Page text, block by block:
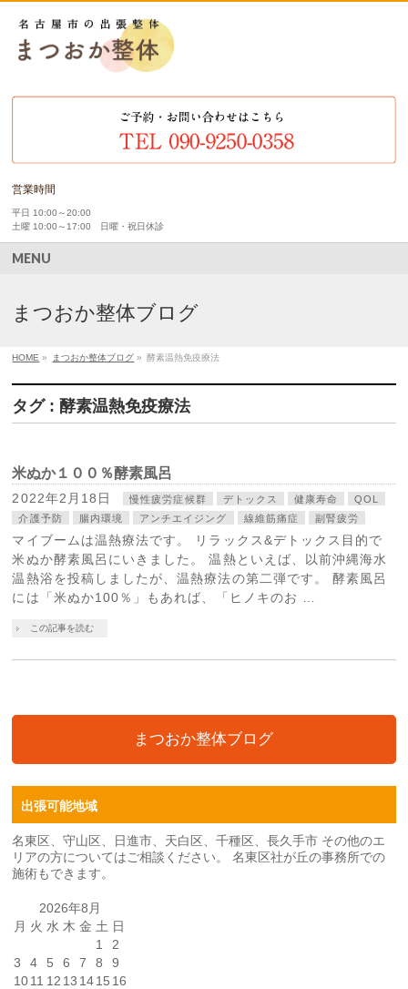
営業時間
平日 10:00～20:00
土曜 10:00～17:00 日曜・祝日休診
MENU
まつおか整体ブログ
HOME » まつおか整体ブログ » 酵素温熱免疫療法
タグ : 酵素温熱免疫療法
米ぬか１００％酵素風呂
2022年2月18日 慢性疲労症候群 デトックス 健康寿命
QOL
介護予防
腸内環境 アンチエイジング 線維筋痛症 副腎疲労
マイブームは温熱療法です。 リラックス&デトックス目的で
米ぬか酵素風呂にいきました。 温熱といえば、以前沖縄海水
温熱浴を投稿しましたが、温熱療法の第二弾です。 酵素風呂
には「米ぬか100％」もあれば、「ヒノキのお …
この記事を読む
まつおか整体ブログ
出張可能地域
名東区、守山区、日進市、天白区、千種区、長久手市 その他のエ
リアの方についてはご相談ください。 名東区社が丘の事務所での
施術もできます。
2026年8月
月 火 水 木 金 土 日
1
2
3
4 5 6 7 8
9
1011 12 13 1415 16